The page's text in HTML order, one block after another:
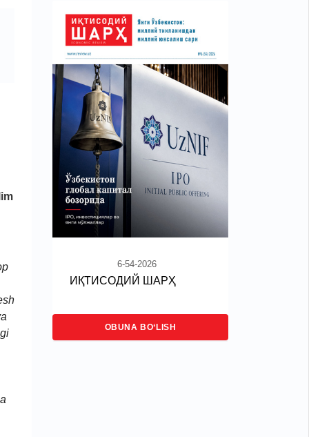
6-54-2026
ИҚТИСОДИЙ ШАРҲ
OBUNA BO‘LISH